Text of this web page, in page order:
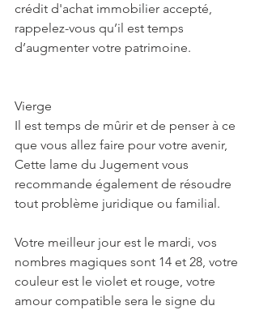
crédit d'achat immobilier accepté,
rappelez-vous qu’il est temps
d’augmenter votre patrimoine.
Vierge
Il est temps de mûrir et de penser à ce
que vous allez faire pour votre avenir,
Cette lame du Jugement vous
recommande également de résoudre
tout problème juridique ou familial.
Votre meilleur jour est le mardi, vos
nombres magiques sont 14 et 28, votre
couleur est le violet et rouge, votre
amour compatible sera le signe du